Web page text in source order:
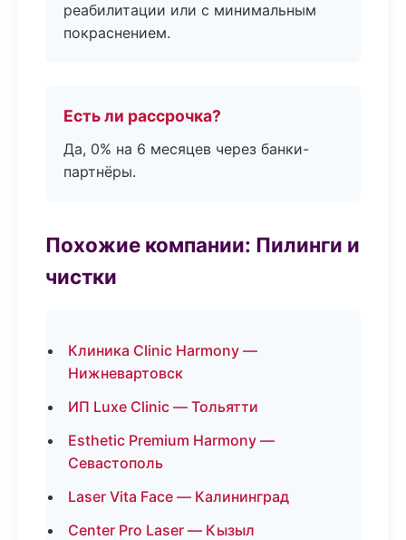
реабилитации или с минимальным
покраснением.
Есть ли рассрочка?
Да, 0% на 6 месяцев через банки-
партнёры.
Похожие компании: Пилинги и
чистки
Клиника Clinic Harmony —
Нижневартовск
ИП Luxe Clinic — Тольятти
Esthetic Premium Harmony —
Севастополь
Laser Vita Face — Калининград
Center Pro Laser — Кызыл